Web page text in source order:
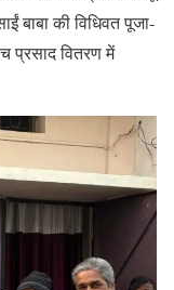
बाबा की विधिवत पूजा-
प्रसाद वितरण में